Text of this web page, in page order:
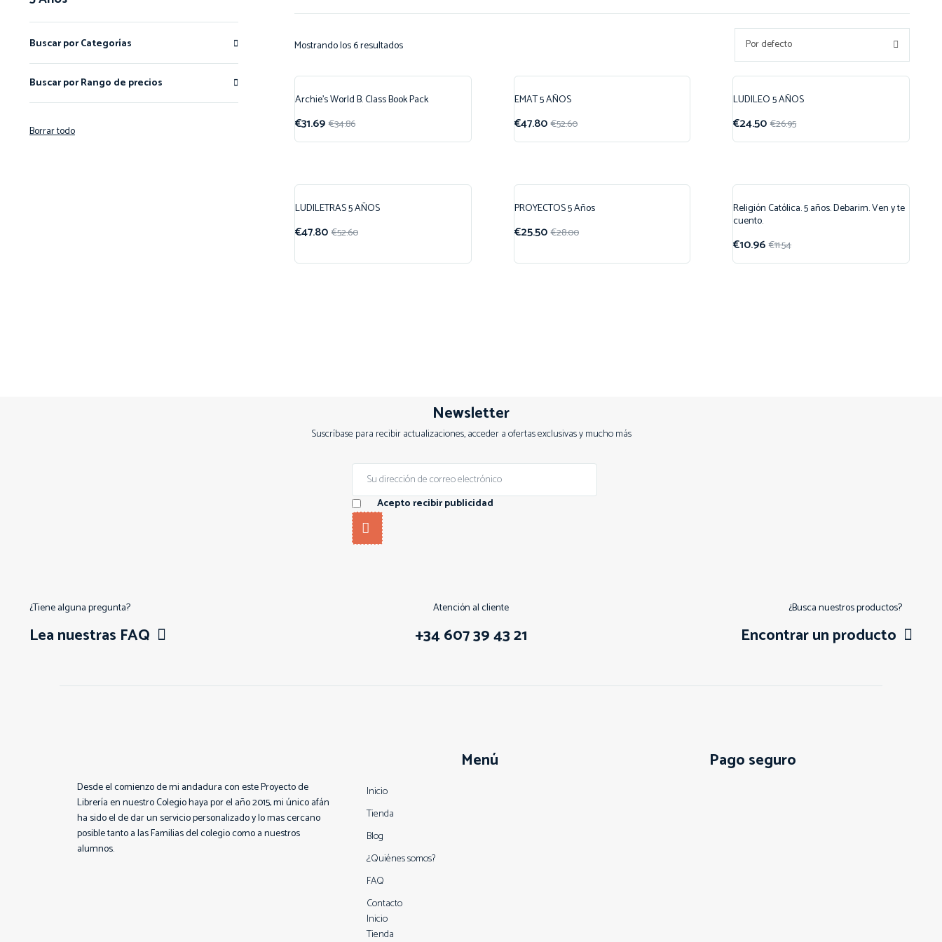
Buscar por Categorías
Buscar por Rango de precios
Borrar todo
Mostrando los 6 resultados Por defecto
¡Oferta!
Archie’s World B. Class Book Pack
€34.86
€31.69
¡Oferta!
EMAT 5 AÑOS
€52.60
€47.80
¡Oferta!
LUDILEO 5 AÑOS
€26.95
€24.50
¡Oferta!
LUDILETRAS 5 AÑOS
€52.60
€47.80
¡Oferta!
PROYECTOS 5 Años
€28.00
€25.50
¡Oferta!
Religión Católica. 5 años. Debarim. Ven y te
cuento.
€11.54
€10.96
Newsletter
Suscríbase para recibir actualizaciones, acceder a ofertas exclusivas y mucho más
Acepto recibir publicidad
¿Tiene alguna pregunta?
Lea nuestras FAQ
Atención al cliente
+34 607 39 43 21
¿Busca nuestros productos?
Encontrar un producto
Desde el comienzo de mi andadura con este Proyecto de
Librería en nuestro Colegio haya por el año 2015, mi único afán
ha sido el de dar un servicio personalizado y lo mas cercano
posible tanto a las Familias del colegio como a nuestros
alumnos.
Menú
Inicio
Tienda
Blog
¿Quiénes somos?
FAQ
Contacto
Inicio
Tienda
Pago seguro